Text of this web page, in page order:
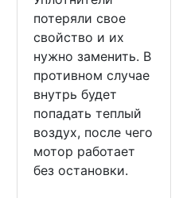
потеряли свое
свойство и их
нужно заменить. В
противном случае
внутрь будет
попадать теплый
воздух, после чего
мотор работает
без остановки.